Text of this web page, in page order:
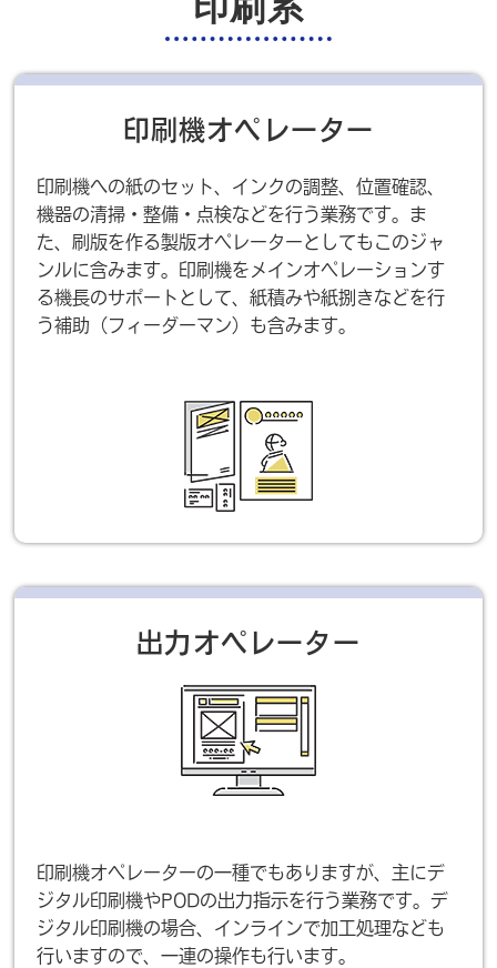
印刷系
印刷機オペレーター
印刷機への紙のセット、インクの調整、位置確認、
機器の清掃・整備・点検などを行う業務です。ま
た、刷版を作る製版オペレーターとしてもこのジャ
ンルに含みます。印刷機をメインオペレーションす
る機長のサポートとして、紙積みや紙捌きなどを行
う補助（フィーダーマン）も含みます。
出力オペレーター
印刷機オペレーターの一種でもありますが、主にデ
ジタル印刷機やPODの出力指示を行う業務です。デ
ジタル印刷機の場合、インラインで加工処理なども
行いますので、一連の操作も行います。